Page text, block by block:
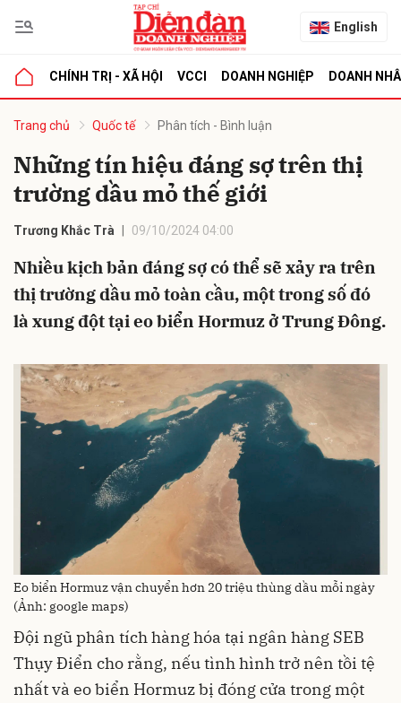
English
CHÍNH TRỊ - XÃ HỘI VCCI DOANH NGHIỆP DOANH
Trang chủ Quốc tế Phân tích - Bình luận
Những tín hiệu đáng sợ trên thị
trường dầu mỏ thế giới
Trương Khắc Trà 09/10/2024 04:00
Nhiều kịch bản đáng sợ có thể sẽ xảy ra trên
thị trường dầu mỏ toàn cầu, một trong số đó
là xung đột tại eo biển Hormuz ở Trung Đông.
Eo biển Hormuz vận chuyển hơn 20 triệu thùng dầu mỗi ngày
(Ảnh: google maps)
Đội ngũ phân tích hàng hóa tại ngân hàng SEB
Thụy Điển cho rằng, nếu tình hình trở nên tồi tệ
nhất và eo biển Hormuz bị đóng cửa trong một
luận
Hủy